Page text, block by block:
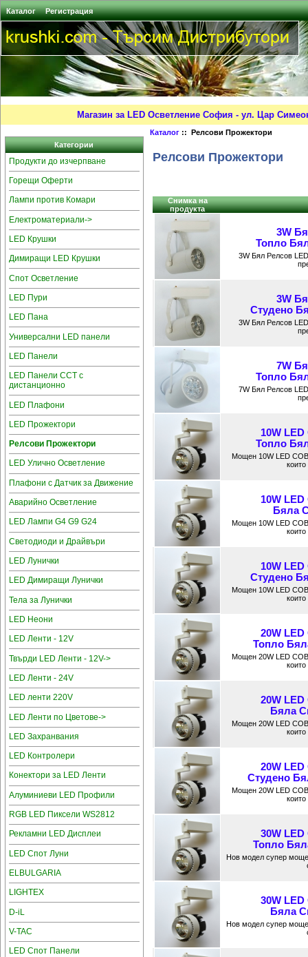
Каталог Регистрация
Магазин за LED Осветление София - ул. Цар
Категории
Продукти до изчерпване
Горещи Оферти
Лампи против Комари
Електроматериали->
LED Крушки
Димиращи LED Крушки
Спот Осветление
LED Пури
LED Пана
Универсални LED панели
LED Панели
LED Панели CCT с
дистанционно
LED Плафони
LED Прожектори
Релсови Прожектори
LED Улично Осветление
Плафони с Датчик за Движение
Аварийно Осветление
LED Лампи G4 G9 G24
Светодиоди и Драйвъри
LED Лунички
LED Димиращи Лунички
Тела за Лунички
LED Неони
LED Ленти - 12V
Твърди LED Ленти - 12V->
LED Ленти - 24V
LED ленти 220V
LED Ленти по Цветове->
LED Захранвания
LED Контролери
Конектори за LED Ленти
Алуминиеви LED Профили
RGB LED Пиксели WS2812
Рекламни LED Дисплеи
LED Спот Луни
ELBULGARIA
LIGHTEX
D-iL
V-TAC
LED Спот Панели
Каталог :: Релсови Прожектори
Релсови Прожектори
Снимка на
продукта
3W
Топлo
3W Бял Релсов
3W
Студено
3W Бял Релсов
7W
Топлo
7W Бял Релсов
10W
Топлo
Мощен 10W LED
10W
Бяла
Мощен 10W LED
10W
Студено
Мощен 10W LED
20W
Топлo
Мощен 20W LED
20W
Бяла
Мощен 20W LED
20W
Студено
Мощен 20W LED
30W
Топло
Нов модел супер
30W
Бяла
Нов модел супер